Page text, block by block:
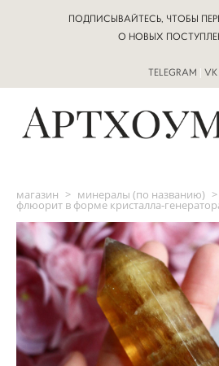
ПОДПИСЫВАЙТЕСЬ, ЧТОБЫ
О НОВЫХ
TELEGRAM | VK
магазин > минералы (по названию) >
флюорит в форме кристалла-